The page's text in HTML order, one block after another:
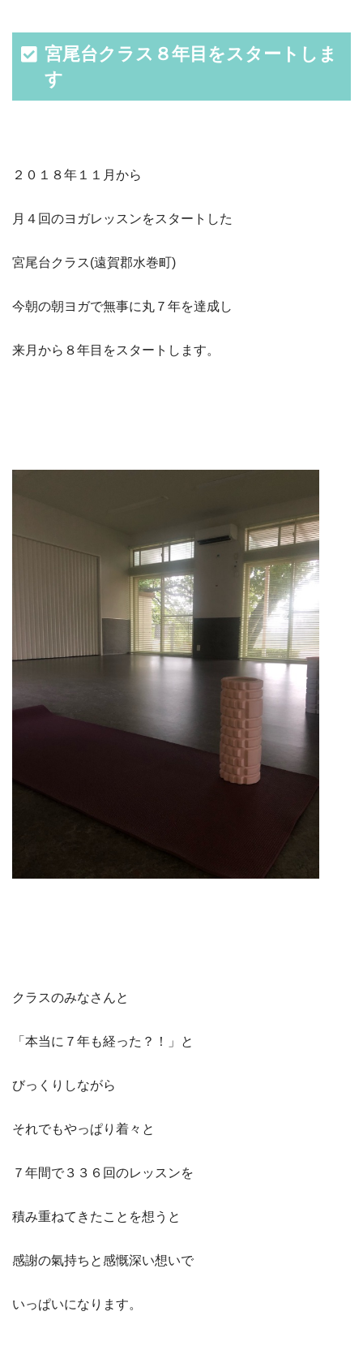
宮尾台クラス８年目をスタートしま
す
２０１８年１１月から
月４回のヨガレッスンをスタートした
宮尾台クラス(遠賀郡水巻町)
今朝の朝ヨガで無事に丸７年を達成し
来月から８年目をスタートします。
クラスのみなさんと
「本当に７年も経った？！」と
びっくりしながら
それでもやっぱり着々と
７年間で３３６回のレッスンを
積み重ねてきたことを想うと
感謝の氣持ちと感慨深い想いで
いっぱいになります。